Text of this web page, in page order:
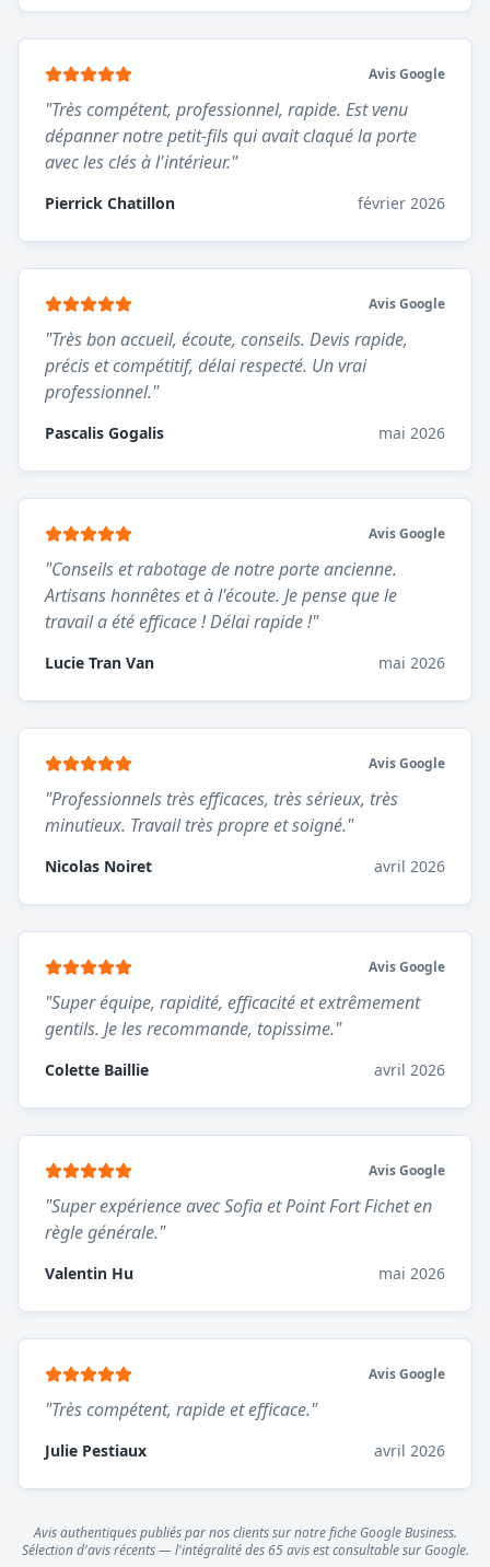
Avis Google
"Très compétent, professionnel, rapide. Est venu
dépanner notre petit-fils qui avait claqué la porte
avec les clés à l'intérieur."
Pierrick Chatillon février 2026
Avis Google
"Très bon accueil, écoute, conseils. Devis rapide,
précis et compétitif, délai respecté. Un vrai
professionnel."
Pascalis Gogalis mai 2026
Avis Google
"Conseils et rabotage de notre porte ancienne.
Artisans honnêtes et à l'écoute. Je pense que le
travail a été efficace ! Délai rapide !"
Lucie Tran Van mai 2026
Avis Google
"Professionnels très efficaces, très sérieux, très
minutieux. Travail très propre et soigné."
Nicolas Noiret avril 2026
Avis Google
"Super équipe, rapidité, efficacité et extrêmement
gentils. Je les recommande, topissime."
Colette Baillie avril 2026
Avis Google
"Super expérience avec Sofia et Point Fort Fichet en
règle générale."
Valentin Hu mai 2026
Avis Google
"Très compétent, rapide et efficace."
Julie Pestiaux avril 2026
Avis authentiques publiés par nos clients sur notre fiche Google Business.
Sélection d'avis récents — l'intégralité des65 avis est consultable sur Google.